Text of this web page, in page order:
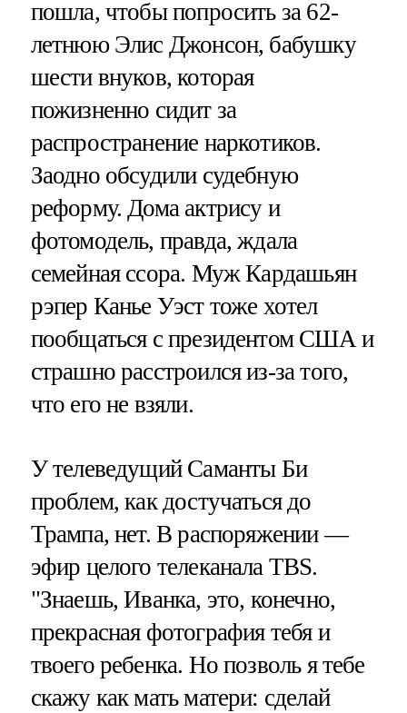
пошла, чтобы попросить за 62-
летнюю Элис Джонсон, бабушку
шести внуков, которая
пожизненно сидит за
распространение наркотиков.
Заодно обсудили судебную
реформу. Дома актрису и
фотомодель, правда, ждала
семейная ссора. Муж Кардашьян
рэпер Канье Уэст тоже хотел
пообщаться с президентом США и
страшно расстроился из-за того,
что его не взяли.
У телеведущий Саманты Би
проблем, как достучаться до
Трампа, нет. В распоряжении —
эфир целого телеканала TBS.
"Знаешь, Иванка, это, конечно,
прекрасная фотография тебя и
твоего ребенка. Но позволь я тебе
скажу как мать матери: сделай